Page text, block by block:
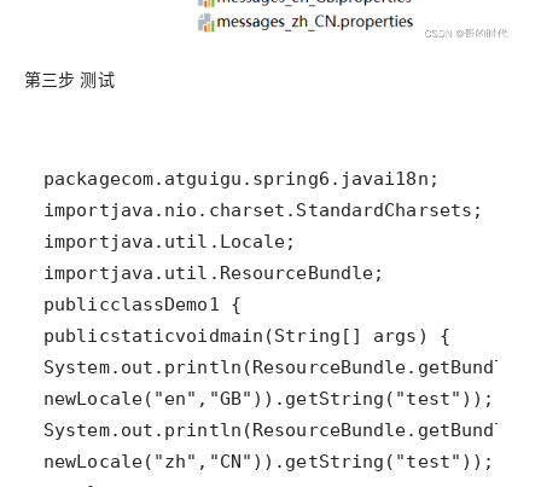
第三步 测试
packagecom. atguigu . spring6 . javai18n
importjava . nio . charset . StandardCharsets
importjava . util . Locale
importjava . util . ResourceBundle
publicclassDemo1
publicstaticvoidmain (String [] args
System. out . println (ResourceBundle. getBundle
newLocale( "en" , "GB" )). getString ( "test"
System. out . println (ResourceBundle. getBundle
newLocale( "zh" , "CN" )). getString ( "test"